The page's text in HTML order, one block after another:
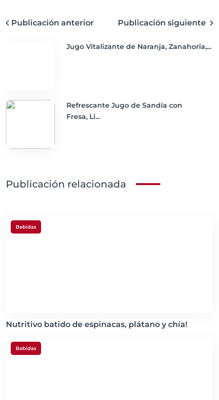
Publicación anterior Publicación siguiente
Jugo Vitalizante de Naranja, Zanahoria,...
Refrescante Jugo de Sandía con
Fresa, Li...
Publicación relacionada
Bebidas
Nutritivo batido de espinacas, plátano y chía!
Bebidas